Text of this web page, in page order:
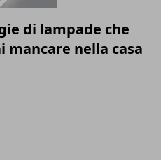
di lampade che
mancare nella casa